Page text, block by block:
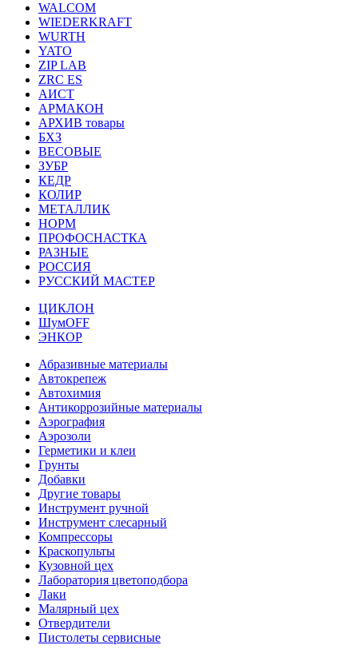
WALCOM
WIEDERKRAFT
WURTH
YATO
ZIP LAB
ZRC ES
АИСТ
АРМАКОН
АРХИВ товары
БХЗ
ВЕСОВЫЕ
ЗУБР
КЕДР
КОЛИР
МЕТАЛЛИК
НОРМ
ПРОФОСНАСТКА
РАЗНЫЕ
РОССИЯ
РУССКИЙ МАСТЕР
ЦИКЛОН
ШумOFF
ЭНКОР
Абразивные материалы
Автокрепеж
Автохимия
Антикоррозийные материалы
Аэрография
Аэрозоли
Герметики и клеи
Грунты
Добавки
Другие товары
Инструмент ручной
Инструмент слесарный
Компрессоры
Краскопульты
Кузовной цех
Лаборатория цветоподбора
Лаки
Малярный цех
Отвердители
Пистолеты сервисные